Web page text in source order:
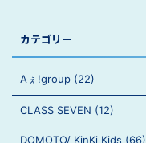
カテゴリー
Aぇ!group (22)
CLASS SEVEN (12)
DOMOTO/ KinKi Kids (66)